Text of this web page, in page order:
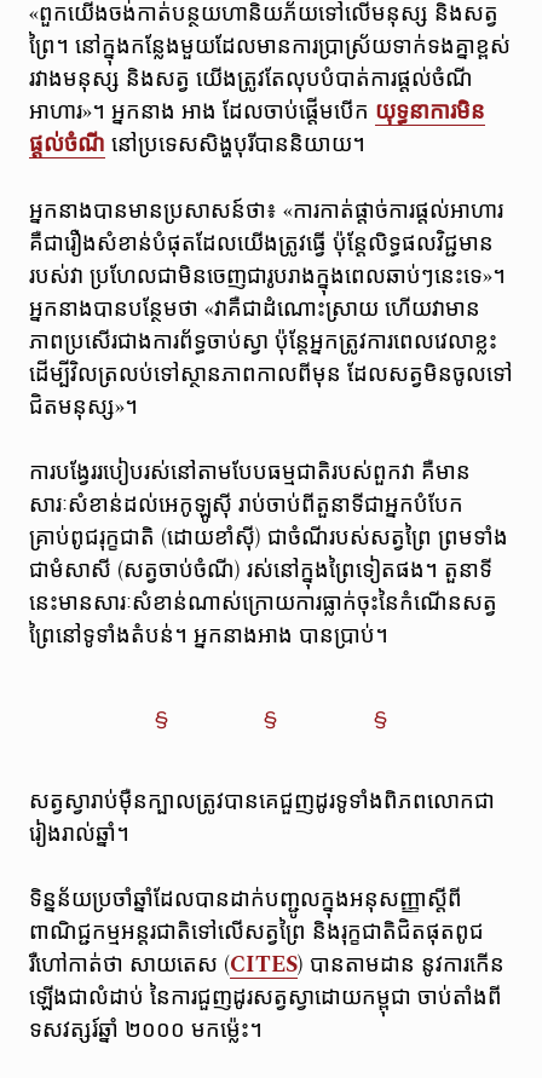
«ពួកយើងចង់កាត់បន្ថយហានិយភ័យទៅលើមនុស្ស និងសត្វ
ព្រៃ។ នៅក្នុងកន្លែងមួយដែលមានការប្រាស្រ័យទាក់ទងគ្នាខ្ពស់
រវាងមនុស្ស និងសត្វ យើងត្រូវតែលុបបំបាត់ការផ្តល់ចំណី
អាហារ»។ អ្នកនាង អាង ដែលចាប់ផ្តើមបើក យុទ្ធនាការមិន
ផ្តល់ចំណី នៅប្រទេសសិង្ហបុរីបាន​និយាយ។
អ្នកនាងបានមានប្រសាសន៍ថា៖ «ការកាត់ផ្តាច់ការផ្តល់អាហារ
គឺជារឿងសំខាន់បំផុតដែលយើងត្រូវធ្វើ ប៉ុន្តែលិទ្ធផលវិជ្ជមាន
របស់វា ប្រហែលជាមិនចេញជារូបរាងក្នុងពេលឆាប់ៗនេះទេ»។
អ្នកនាងបានបន្ថែមថា «វាគឺជាដំណោះស្រាយ ហើយវាមាន
ភាពប្រសើរជាងការព័ទ្ធចាប់ស្វា ប៉ុន្តែអ្នកត្រូវការពេលវេលាខ្លះ
ដើម្បីវិលត្រលប់ទៅស្ថានភាពកាលពីមុន ដែលសត្វមិនចូលទៅ
ជិតមនុស្ស»។
ការបង្វែររបៀបរស់នៅតាមបែបធម្មជាតិរបស់ពួកវា គឺមាន
សារៈសំខាន់ដល់អេកូឡូស៊ី រាប់ចាប់ពីតួនាទីជាអ្នកបំបែក
គ្រាប់ពូជរុក្ខជាតិ (ដោយខាំស៊ី) ជាចំណីរបស់សត្វព្រៃ ព្រមទាំង
ជាមំសាសី (សត្វចាប់ចំណី) រស់នៅក្នុងព្រៃទៀតផង។ តួនាទី
នេះមានសារៈសំខាន់ណាស់ក្រោយការធ្លាក់ចុះនៃកំណើនសត្វ
ព្រៃនៅទូទាំងតំបន់។ អ្នកនាងអាង បានប្រាប់។
សត្វស្វារាប់ម៉ឺនក្បាលត្រូវបានគេជួញដូរទូទាំងពិភពលោកជា
រៀងរាល់ឆ្នាំ។
ទិន្នន័យប្រចាំឆ្នាំដែលបានដាក់បញ្ជូលក្នុងអនុសញ្ញាស្តីពី
ពាណិជ្ជកម្មអន្តរជាតិទៅលើសត្វព្រៃ និងរុក្ខជាតិជិតផុតពូជ
រឺហៅកាត់ថា សាយតេស (CITES) បានតាមដាន នូវការកើន
ឡើងជាលំដាប់ នៃការជួញដូរសត្វស្វាដោយកម្ពុជា ចាប់តាំងពី
ទសវត្សរ៍ឆ្នាំ ២០០០ មកម្ល៉េះ។